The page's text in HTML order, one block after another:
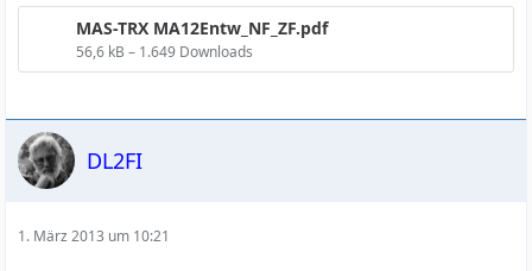
MAS-TRX MA12Entw_NF_ZF.pdf
56,6 kB – 1.649 Downloads
DL2FI
1. März 2013 um 10:21